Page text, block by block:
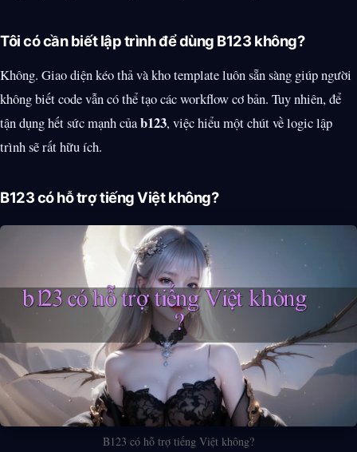
Tôi có cần biết lập trình để dùng B123 không?
Không. Giao diện kéo thả và kho template luôn sẵn sàng giúp người
không biết code vẫn có thể tạo các workflow cơ bản. Tuy nhiên, để
tận dụng hết sức mạnh củab123, việc hiểu một chút về logic lập
trình sẽ rất hữu ích.
B123 có hỗ trợ tiếng Việt không?
B123 có hỗ trợ tiếng Việt không?